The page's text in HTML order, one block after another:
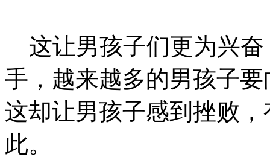
这让男孩子们更为兴奋
手，越来越多的男孩子
这却让男孩子感到挫败
此。